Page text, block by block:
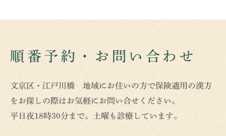
順番予約・お問い合わせ
文京区・江戸川橋 地域にお住いの方で保険適用の漢方
をお探しの際はお気軽にお問い合せください。
平日夜18時30分まで。土曜も診療しています。